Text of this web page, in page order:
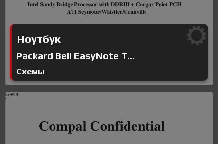
Ноутбук
Packard Bell EasyNote T...
Схемы